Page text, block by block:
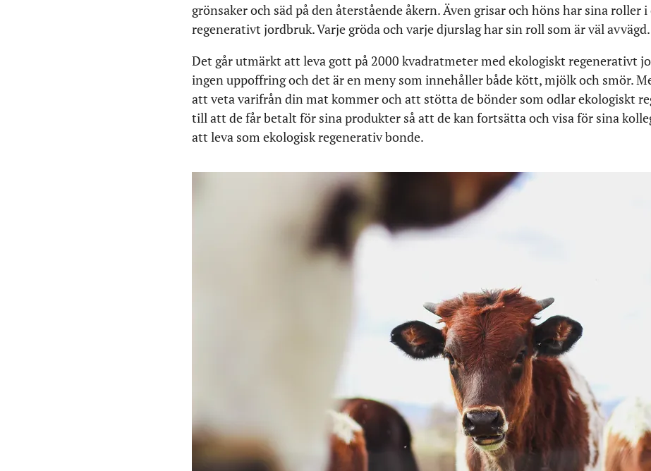
grönsaker och säd på den återstående åkern. Även grisar och höns har sina roller
regenerativt jordbruk. Varje gröda och varje djurslag har sin roll som är väl avvägd.
Det går utmärkt att leva gott på 2000 kvadratmeter med ekologiskt regenerativt
ingen uppoffring och det är en meny som innehåller både kött, mjölk och smör.
att veta varifrån din mat kommer och att stötta de bönder som odlar ekologiskt
till att de får betalt för sina produkter så att de kan fortsätta och visa för sina
att leva som ekologisk regenerativ bonde.